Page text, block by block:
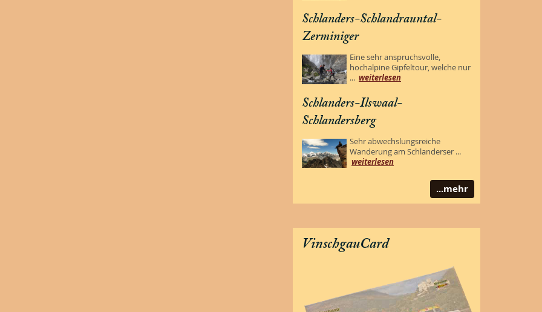
Schlanders-Schlandrauntal-
Zerminiger
Eine sehr anspruchsvolle,
hochalpine Gipfeltour, welche nur
... weiterlesen
Schlanders-Ilswaal-
Schlandersberg
Sehr abwechslungsreiche
Wanderung am Schlanderser ...
weiterlesen
...mehr
VinschgauCard